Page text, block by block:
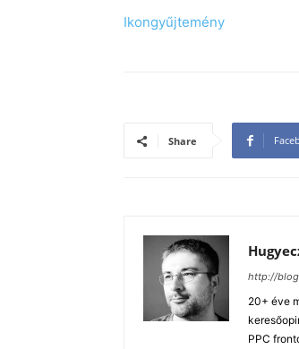
Ikongyűjtemény
Share
http://
20+ éve
PPC